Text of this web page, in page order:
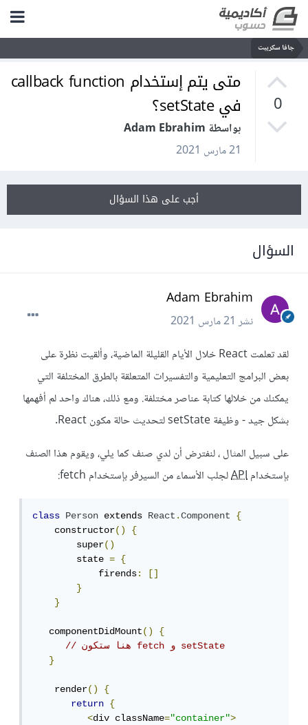
جافا سكريبت
0
متى يتم إستخدام callback function
في setState؟
بواسطة Adam Ebrahim
21 مارس 2021
أجب على هذا السؤال
السؤال
Adam Ebrahim
نشر21 مارس 2021
لقد تعلمت React خلال الأيام القليلة الماضية، وألقيت نظرة على
بعض البرامج التعليمية والتفسيرات المتعلقة بالطرق المختلفة التي
يمكنك من خلالها كتابة عناصر مختلفة. ومع ذلك، هناك واحد لم أفهمها
بشكل جيد - وظيفة setState لتحديث حالة مكون React.
على سبيل المثال ، لنفترض أن لدي صنف كما يلي، ويقوم هذا الصنف
بإستخدامAPIلجلب الأسماء من السيرفر بإستخدام fetch:
class Person extends React.Component
{
    constructor
()
{
        super
()
        state
=
{
            firends
:
[]
}
}
   componentDidMount
()
{
// هنا ستكون fetch و setState
}
    render
()
{
return
{
<div className="container">